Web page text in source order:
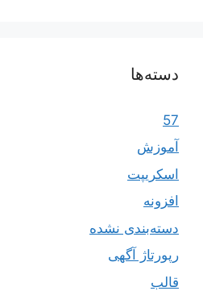
دسته‌ها
57
آموزش
اسکریپت
افزونه
دسته‌بندی نشده
رپورتاژ آگهی
قالب